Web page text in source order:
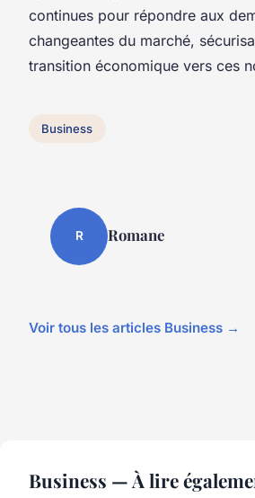
continues pour répondre aux
changeantes du marché,
transition économique vers ces
Business
R Romane
Voir tous les articles Business →
Business — À lire